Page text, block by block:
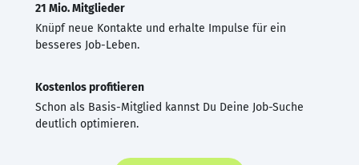
21 Mio. Mitglieder
Knüpf neue Kontakte und erhalte Impulse für ein
besseres Job-Leben.
Kostenlos profitieren
Schon als Basis-Mitglied kannst Du Deine Job-Suche
deutlich optimieren.